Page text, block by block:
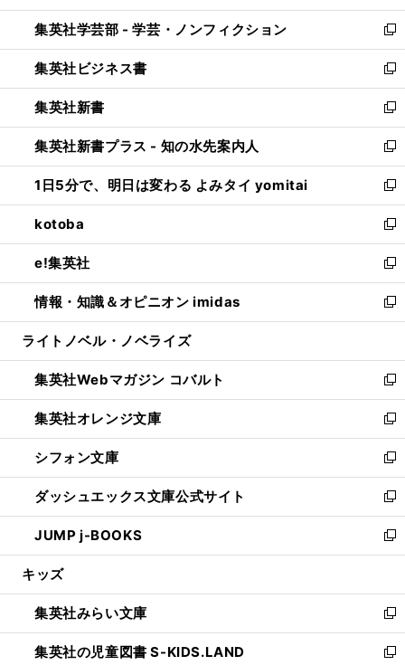
開
く
ウ
で
開
く
ン
ド
ウ
で
開
く
ウ
ィ
ン
ド
ウ
で
開
く
集英社学芸部 - 学芸・ノンフィクション
新
し
い
ウ
ィ
ン
ド
ウ
で
開
く
集英社ビジネス書
新
し
い
ウ
ィ
ン
ド
ウ
で
開
く
集英社新書
新
し
い
ウ
ィ
ン
ド
ウ
で
開
く
集英社新書プラス - 知の水先案内人
新
し
い
ウ
ィ
ン
ド
ウ
で
開
1日5分で、明日は変わる よみタイ yomitai
新
し
い
ウ
ィ
ン
ド
ウ
開
く
kotoba
新
し
い
ウ
ィ
ン
ウ
で
開
く
e!集英社
新
し
い
ウ
ン
ド
ウ
で
開
く
情報・知識＆オピニオン imidas
新
し
ウ
ィ
ン
ド
ウ
で
開
く
ライトノベル・ノベライズ
集英社Webマガジン コバルト
新
し
い
ウ
ィ
ン
ド
ウ
で
開
集英社オレンジ文庫
新
し
い
ウ
ィ
ン
ド
ウ
開
く
シフォン文庫
新
し
い
ウ
ィ
ン
ウ
で
開
く
ダッシュエックス文庫公式サイト
新
し
い
ウ
ン
ド
ウ
で
JUMP j-BOOKS
新
し
ウ
ィ
ン
ド
キッズ
集英社みらい文庫
新
し
い
集英社の児童図書 S-KIDS.LAND
新